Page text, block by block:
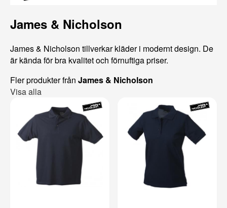
James & Nicholson
James & Nicholson tillverkar kläder i modernt design. De
är kända för bra kvalitet och förnuftiga priser.
Fler produkter från James & Nicholson
Visa alla